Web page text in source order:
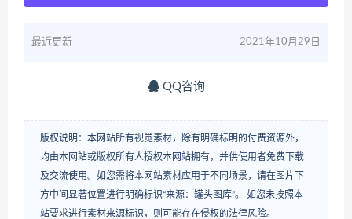
最近更新 2021年10月29日
QQ咨询
版权说明：本网站所有视觉素材，除有明确标明的付费资源外，
均由本网站或版权所有人授权本网站拥有，并供使用者免费下载
及交流使用。如您需将本网站素材应用于不同场景，请在图片下
方中间显著位置进行明确标识“来源：罐头图库”。 如您未按照本
站要求进行素材来源标识，则可能存在侵权的法律风险。